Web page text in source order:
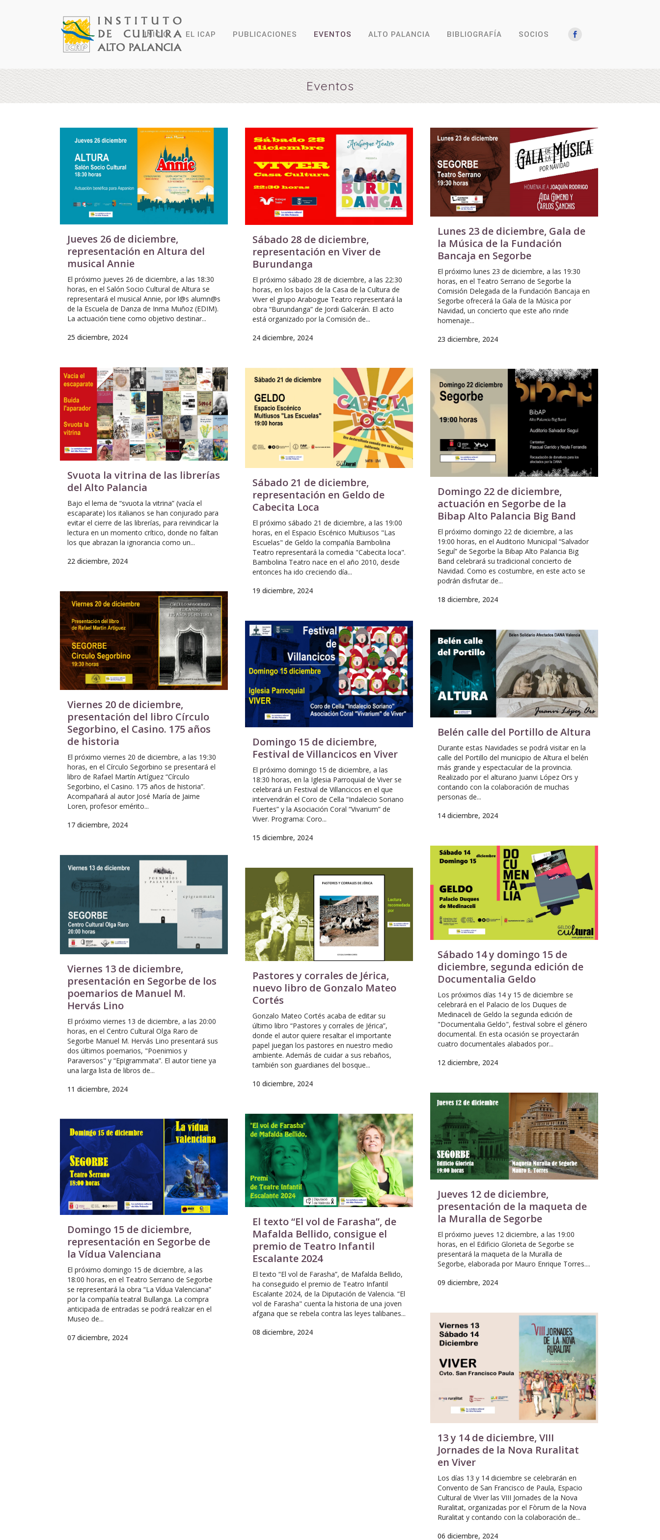
INICIO EL ICAP PUBLICACIONES EVENTOS ALTO PALANCIA BIBLIOGRAFÍA SOCIOS
Eventos
Jueves 26 de diciembre,
representación en Altura del
musical Annie
El próximo jueves 26 de diciembre, a las 18:30
horas, en el Salón Socio Cultural de Altura se
representará el musical Annie, por l@s alumn@s
de la Escuela de Danza de Inma Muñoz (EDIM).
La actuación tiene como objetivo destinar...
25 diciembre, 2024
Sábado 28 de diciembre,
representación en Viver de
Burundanga
El próximo sábado 28 de diciembre, a las 22:30
horas, en los bajos de la Casa de la Cultura de
Viver el grupo Arabogue Teatro representará la
obra “Burundanga” de Jordi Galcerán. El acto
está organizado por la Comisión de...
24 diciembre, 2024
Lunes 23 de diciembre, Gala de
la Música de la Fundación
Bancaja en Segorbe
El próximo lunes 23 de diciembre, a las 19:30
horas, en el Teatro Serrano de Segorbe la
Comisión Delegada de la Fundación Bancaja en
Segorbe ofrecerá la Gala de la Música por
Navidad, un concierto que este año rinde
homenaje...
23 diciembre, 2024
Svuota la vitrina de las librerías
del Alto Palancia
Bajo el lema de “svuota la vitrina” (vacía el
escaparate) los italianos se han conjurado para
evitar el cierre de las librerías, para reivindicar la
lectura en un momento crítico, donde no faltan
los que abrazan la ignorancia como un...
22 diciembre, 2024
Sábado 21 de diciembre,
representación en Geldo de
Cabecita Loca
El próximo sábado 21 de diciembre, a las 19:00
horas, en el Espacio Escénico Multiusos "Las
Escuelas" de Geldo la compañía Bambolina
Teatro representará la comedia "Cabecita loca".
Bambolina Teatro nace en el año 2010, desde
entonces ha ido creciendo día...
19 diciembre, 2024
Domingo 22 de diciembre,
actuación en Segorbe de la
Bibap Alto Palancia Big Band
El próximo domingo 22 de diciembre, a las
19:00 horas, en el Auditorio Municipal “Salvador
Seguí” de Segorbe la Bibap Alto Palancia Big
Band celebrará su tradicional concierto de
Navidad. Como es costumbre, en este acto se
podrán disfrutar de...
18 diciembre, 2024
Viernes 20 de diciembre,
presentación del libro Círculo
Segorbino, el Casino. 175 años
de historia
El próximo viernes 20 de diciembre, a las 19:30
horas, en el Círculo Segorbino se presentará el
libro de Rafael Martín Artíguez “Círculo
Segorbino, el Casino. 175 años de historia”.
Acompañará al autor José María de Jaime
Loren, profesor emérito...
17 diciembre, 2024
Domingo 15 de diciembre,
Festival de Villancicos en Viver
El próximo domingo 15 de diciembre, a las
18:30 horas, en la Iglesia Parroquial de Viver se
celebrará un Festival de Villancicos en el que
intervendrán el Coro de Cella “Indalecio Soriano
Fuertes” y la Asociación Coral “Vivarium” de
Viver. Programa: Coro...
15 diciembre, 2024
Belén calle del Portillo de Altura
Durante estas Navidades se podrá visitar en la
calle del Portillo del municipio de Altura el belén
más grande y espectacular de la provincia.
Realizado por el alturano Juanvi López Ors y
contando con la colaboración de muchas
personas de...
14 diciembre, 2024
Sábado 14 y domingo 15 de
diciembre, segunda edición de
Documentalia Geldo
Los próximos días 14 y 15 de diciembre se
celebrará en el Palacio de los Duques de
Medinaceli de Geldo la segunda edición de
"Documentalia Geldo", festival sobre el género
documental. En esta ocasión se proyectarán
cuatro documentales alabados por...
12 diciembre, 2024
Viernes 13 de diciembre,
presentación en Segorbe de los
poemarios de Manuel M.
Hervás Lino
El próximo viernes 13 de diciembre, a las 20:00
horas, en el Centro Cultural Olga Raro de
Segorbe Manuel M. Hervás Lino presentará sus
dos últimos poemarios, "Poenimios y
Paraversos" y “Epigrammata”. El autor tiene ya
una larga lista de libros de...
11 diciembre, 2024
Pastores y corrales de Jérica,
nuevo libro de Gonzalo Mateo
Cortés
Gonzalo Mateo Cortés acaba de editar su
último libro “Pastores y corrales de Jérica”,
donde el autor quiere resaltar el importante
papel juegan los pastores en nuestro medio
ambiente. Además de cuidar a sus rebaños,
también son guardianes del bosque...
10 diciembre, 2024
Jueves 12 de diciembre,
presentación de la maqueta de
la Muralla de Segorbe
El próximo jueves 12 diciembre, a las 19:00
horas, en el Edificio Glorieta de Segorbe se
presentará la maqueta de la Muralla de
Segorbe, elaborada por Mauro Enrique Torres....
09 diciembre, 2024
El texto “El vol de Farasha”, de
Mafalda Bellido, consigue el
premio de Teatro Infantil
Escalante 2024
El texto “El vol de Farasha”, de Mafalda Bellido,
ha conseguido el premio de Teatro Infantil
Escalante 2024, de la Diputación de Valencia. “El
vol de Farasha" cuenta la historia de una joven
afgana que se rebela contra las leyes talibanes...
08 diciembre, 2024
Domingo 15 de diciembre,
representación en Segorbe de
la Vídua Valenciana
El próximo domingo 15 de diciembre, a las
18:00 horas, en el Teatro Serrano de Segorbe
se representará la obra “La Vídua Valenciana”
por la compañía teatral Bullanga. La compra
anticipada de entradas se podrá realizar en el
Museo de...
07 diciembre, 2024
13 y 14 de diciembre, VIII
Jornades de la Nova Ruralitat
en Viver
Los días 13 y 14 diciembre se celebrarán en
Convento de San Francisco de Paula, Espacio
Cultural de Viver las VIII Jornades de la Nova
Ruralitat, organizadas por el Fòrum de la Nova
Ruralitat y contando con la colaboración de...
06 diciembre, 2024